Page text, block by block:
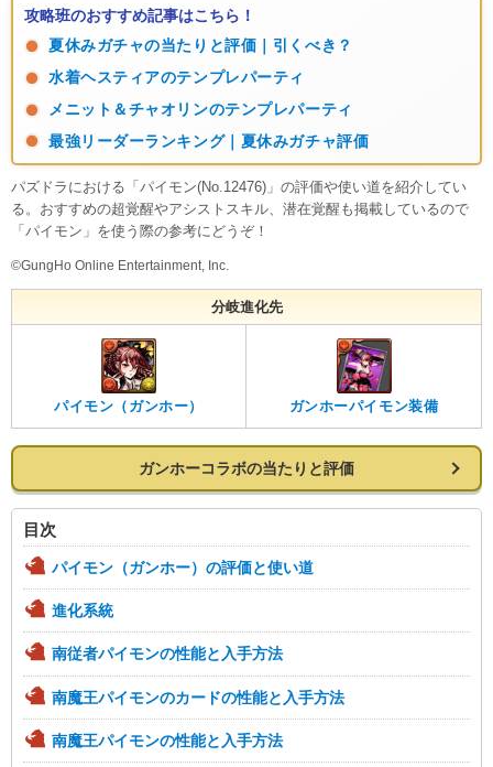
攻略班のおすすめ記事はこちら！
夏休みガチャの当たりと評価｜引くべき？
水着ヘスティアのテンプレパーティ
メニット＆チャオリンのテンプレパーティ
最強リーダーランキング｜夏休みガチャ評価
パズドラにおける「パイモン(No.12476)」の評価や使い道を紹介してい
る。おすすめの超覚醒やアシストスキル、潜在覚醒も掲載しているので
「パイモン」を使う際の参考にどうぞ！
©GungHo Online Entertainment, Inc.
分岐進化先
パイモン（ガンホー） ガンホーパイモン装備
ガンホーコラボの当たりと評価
目次
パイモン（ガンホー）の評価と使い道
進化系統
南従者パイモンの性能と入手方法
南魔王パイモンのカードの性能と入手方法
南魔王パイモンの性能と入手方法